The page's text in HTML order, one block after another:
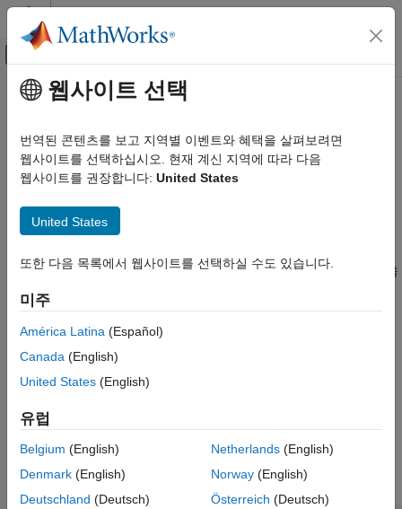
콘텐츠로 바로 가기
오프캔버스 탐색 메뉴 토글
문서 홈
Communications Toolbox
AI를 사용한 무선 통신
카테고리
AI를 위한 기능
응용 사례
엔드 투 엔드 AI 워크플로
주요 콘텐츠
AI를 위한 기능
무선 통신 응용 분야를 위한 딥러닝 워크플로를 지원하는 함수 및
객체
사용하여 신경망이 포함된 무선 통신 시스템을 훈련시킬 수
있습니다.
신호 처리, 채널 추정, 리소스 관리를 개선하기 위해 AI 기능을
무선 신경망을 훈련시키려면
함수 및 객체가 필요합니다. 무선 통신 분야별로
객체를 지원하는 함수를 보려면
함수
모두 확장
웹사이트 선택
번역된 콘텐츠를 보고 지역별 이벤트와 혜택을 살펴보려면
웹사이트를 선택하십시오. 현재 계신 지역에 따라 다음
웹사이트를 권장합니다: United States
United States
또한 다음 목록에서 웹사이트를 선택하실 수도 있습니다.
미주
América Latina (Español)
Canada (English)
United States (English)
유럽
Belgium (English)
Denmark (English)
Deutschland (Deutsch)
Netherlands(English)
Norway(English)
Österreich (Deutsch)